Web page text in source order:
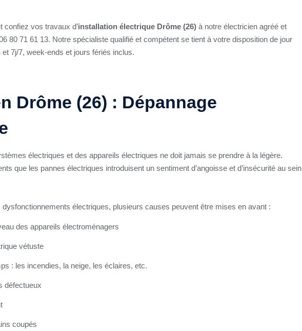
confiez vos travaux d’installation électrique Drôme (26) à notre électricien agréé et
80 71 61 13. Notre spécialiste qualifié et compétent se tient à votre disposition de jour
7j/7, week-ends et jours fériés inclus.
Drôme (26) : Dépannage
électriques et des appareils électriques ne doit jamais se prendre à la légère.
que les pannes électriques introduisent un sentiment d’angoisse et d’insécurité au sein
électriques, plusieurs causes peuvent être mises en avant :
des appareils électroménagers
vétuste
: les incendies, la neige, les éclaires, etc.
défectueux
coupés